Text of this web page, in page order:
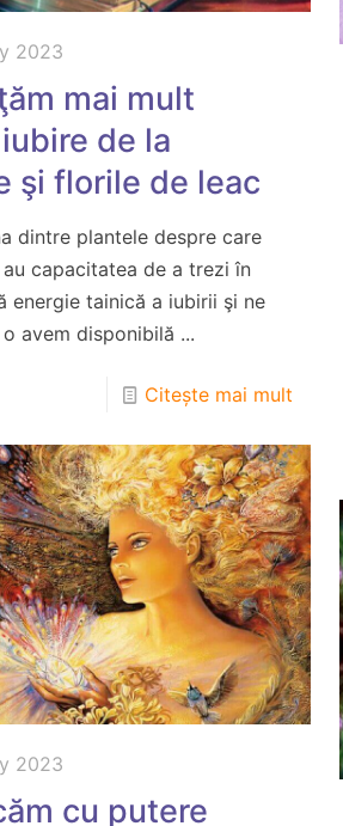
2023
mai mult
de la
şi florile de leac
dintre plantele despre care
capacitatea de a trezi în
energie tainică a iubirii şi ne
avem disponibilă ...
Citește mai mult
2023
cu putere